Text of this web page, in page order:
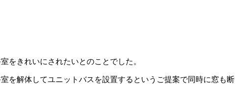
をきれいにされたいとのことでした。
を解体してユニットバスを設置するというご提案で同時に窓も